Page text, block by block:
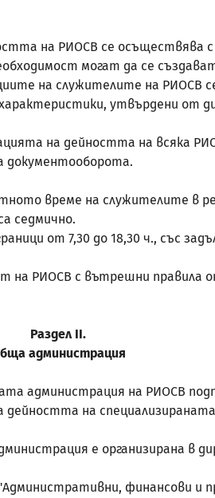
на РИОСВ се
могат да се
на служителите на
утвърдени от
на дейността на всяка
документооборота.
време на служителите в
седмично.
от 7,30 до 18,30 ч., със
на РИОСВ с вътрешни
Раздел II.
администрация
администрация на РИОСВ
дейността на
е организирана в
"Административни, финансови и